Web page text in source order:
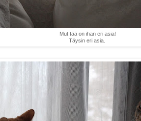
Mut tää on ihan eri asia!
Täysin eri asia.